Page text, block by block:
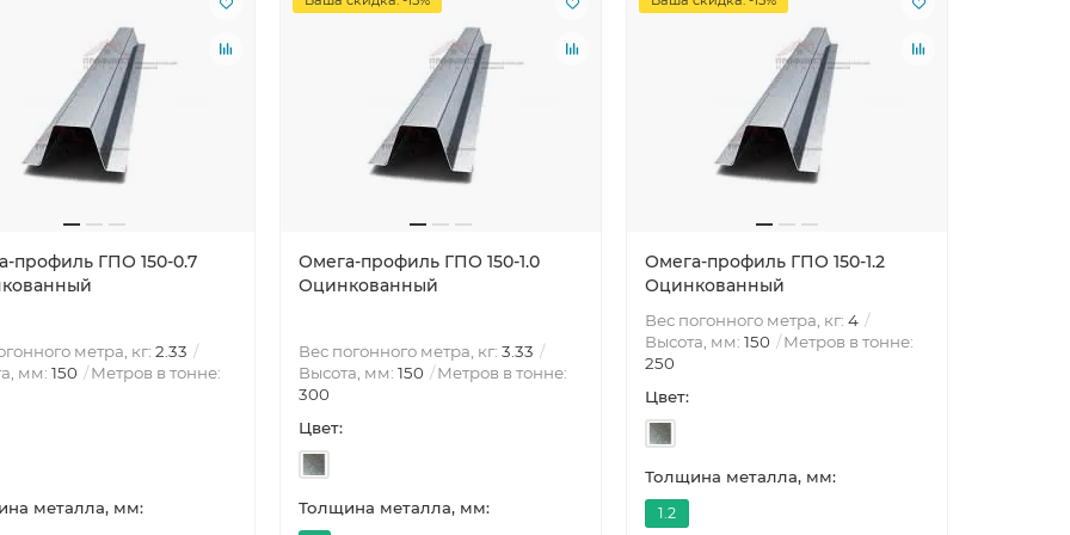
профиль ГПО 150-0.7
метра, кг: 2.33
мм: 150 Метров в тонне:
металла, мм:
Омега-профиль ГПО 150-1.0
Оцинкованный
Вес погонного метра, кг: 3.33
Высота, мм: 150
Метров в тонне:
300
Цвет:
Толщина металла, мм:
Омега-профиль ГПО 150-1.2
Оцинкованный
Вес погонного метра, кг: 4
Высота, мм: 150
Метров в тонне:
250
Цвет:
Толщина металла, мм:
1.2